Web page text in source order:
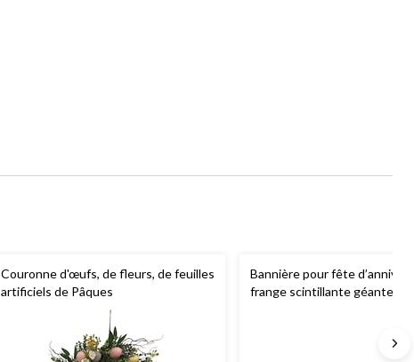
Couronne d'œufs, de fleurs, de feuilles
artificiels de Pâques
Bannière pour fête
frange scintillante géante «